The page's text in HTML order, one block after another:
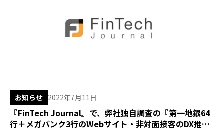
お知らせ 2022年7月11日
『FinTech Journal』で、弊社独自調査の『第一地銀64
行＋メガバンク3行のWebサイト・非対面接客のDX推進